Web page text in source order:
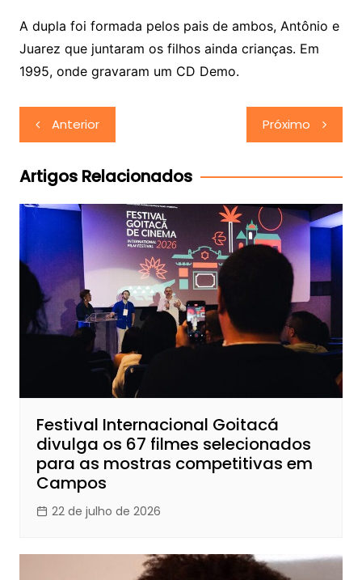
A dupla foi formada pelos pais de ambos, Antônio e
Juarez que juntaram os filhos ainda crianças. Em
1995, onde gravaram um CD Demo.
Navegação
de
Post
Anterior Próximo
Artigos Relacionados
Festival Internacional Goitacá
divulga os 67 filmes selecionados
para as mostras competitivas em
Campos
22 de julho de 2026